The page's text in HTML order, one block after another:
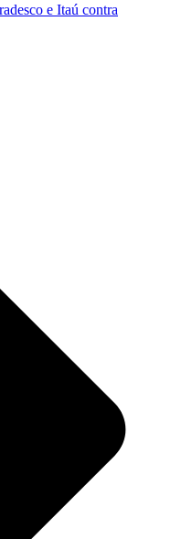
e Itaú contra